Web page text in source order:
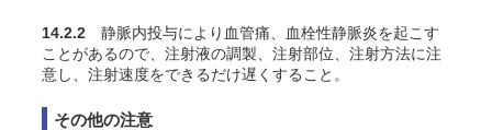
14.2.2 静脈内投与により血管痛、血栓性静脈炎を起こす
ことがあるので、注射液の調製、注射部位、注射方法に注
意し、注射速度をできるだけ遅くすること。
その他の注意